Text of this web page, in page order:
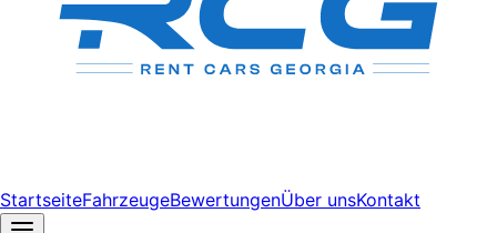
StartseiteFahrzeugeBewertungenÜber unsKontakt